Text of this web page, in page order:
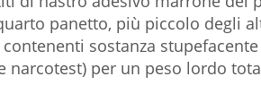
panetto, più piccolo degli
sostanza
narcotest) per un peso lordo